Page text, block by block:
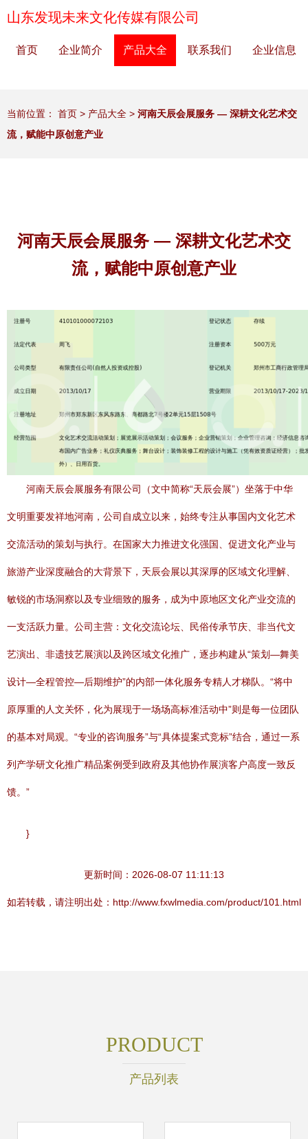
山东发现未来文化传媒有限公司
首页 企业简介 产品大全 联系我们 企业信息
当前位置： 首页 > 产品大全 > 河南天辰会展服务 — 深耕文化艺术交
流，赋能中原创意产业
河南天辰会展服务 — 深耕文化艺术交
流，赋能中原创意产业
河南天辰会展服务有限公司（文中简称“天辰会展”）坐落于中华
文明重要发祥地河南，公司自成立以来，始终专注从事国内文化艺术
交流活动的策划与执行。在国家大力推进文化强国、促进文化产业与
旅游产业深度融合的大背景下，天辰会展以其深厚的区域文化理解、
敏锐的市场洞察以及专业细致的服务，成为中原地区文化产业交流的
一支活跃力量。公司主营：文化交流论坛、民俗传承节庆、非当代文
艺演出、非遗技艺展演以及跨区域文化推广，逐步构建从“策划—舞美
设计—全程管控—后期维护”的内部一体化服务专精人才梯队。“将中
原厚重的人文关怀，化为展现于一场场高标准活动中”则是每一位团队
的基本对局观。“专业的咨询服务”与“具体提案式竞标”结合，通过一系
列产学研文化推广精品案例受到政府及其他协作展演客户高度一致反
馈。”
}
更新时间：2026-08-07 11:11:13
如若转载，请注明出处：http://www.fxwlmedia.com/product/101.html
PRODUCT
产品列表